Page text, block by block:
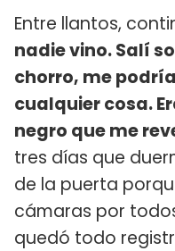
Entre llantos,
nadie vino. Salí
chorro, me
cualquier cosa.
negro que me
tres días que
de la puerta
cámaras por
quedó todo